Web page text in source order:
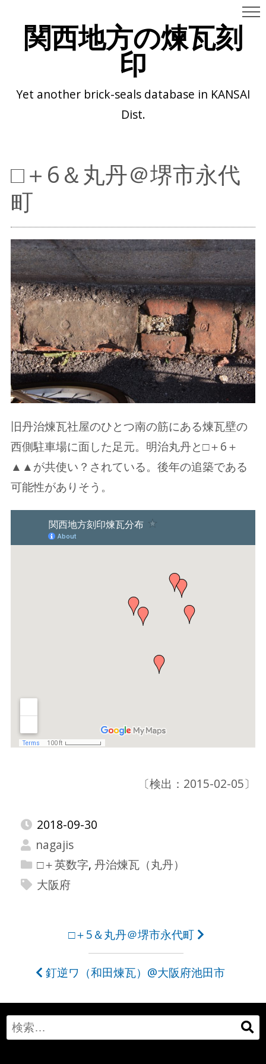
関西地方の煉瓦刻
印
Yet another brick-seals database in KANSAI
Dist.
□＋6＆丸丹＠堺市永代
町
旧丹治煉瓦社屋のひとつ南の筋にある煉瓦壁の
西側駐車場に面した足元。明治丸丹と□＋6＋
▲▲が共使い？されている。後年の追築である
可能性がありそう。
〔検出：2015-02-05〕
2018-09-30
nagajis
□＋英数字, 丹治煉瓦（丸丹）
大阪府
ビ
ゲ
ー
□＋5＆丸丹＠堺市永代町
釘逆ワ（和田煉瓦）@大阪府池田市
Search
for: